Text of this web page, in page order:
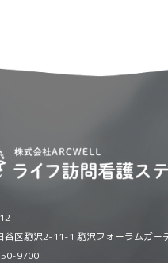
谷区駒沢2-11-1 駒沢フォーラムガー
9700